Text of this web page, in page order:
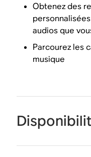
Obtenez des
audios que
Parcourez les
musique